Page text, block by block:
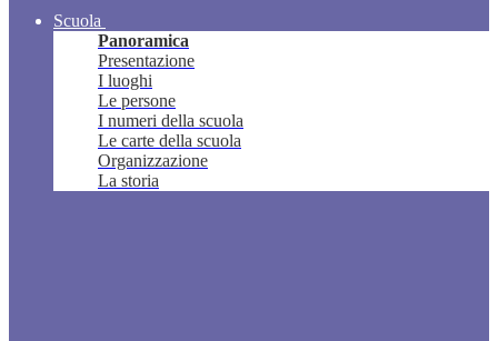
Scuola
Panoramica
Presentazione
I luoghi
Le persone
I numeri della scuola
Le carte della scuola
Organizzazione
La storia